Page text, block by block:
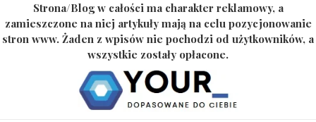
Strona/Blog w całości ma charakter reklamowy, a
zamieszczone na niej artykuły mają na celu pozycjonowanie
stron www. Żaden z wpisów nie pochodzi od użytkowników, a
wszystkie zostały opłacone.